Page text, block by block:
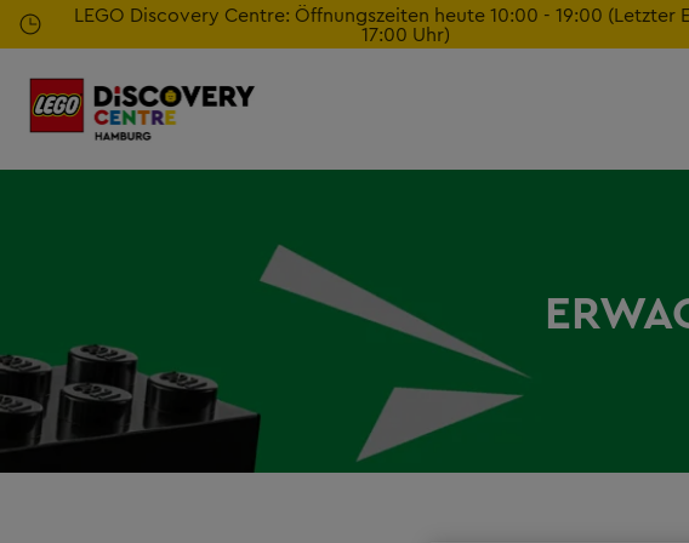
Zum
Hauptinhalt
springen
LEGO Discovery Centre: Öffnungszeiten heute 10:00 - 19:00 (Letzter
17:00 Uhr)